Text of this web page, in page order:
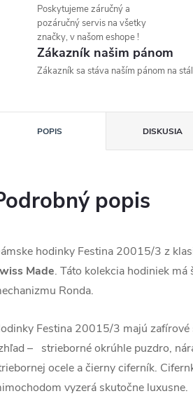
Poskytujeme záručný a
pozáručný servis na všetky
značky, v našom eshope !
Zákazník našim pánom
Zákazník sa stáva naším pánom na
POPIS DISKUSIA
popis
hodinky Festina 20015/3 z
Made. Táto kolekcia hodiniek má
Ronda.
Festina 20015/3 majú zafírové
– strieborné okrúhle puzdro,
ocele a čierny ciferník.
vyzerá skutočne luxusne.